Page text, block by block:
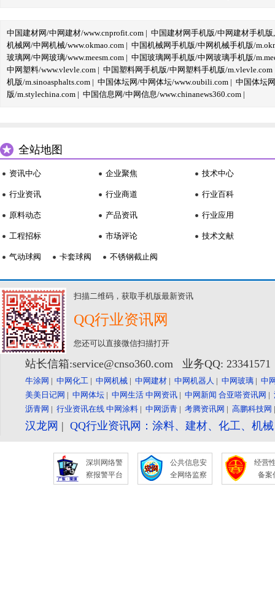
中国建材网/中网建材/www.cnprofit.com | 中国建材网手机版/中网建材手机版
机械网/中网机械/www.okmao.com | 中国机械网手机版/中网机械手机版/
玻璃网/中网玻璃/www.meesm.com | 中国玻璃网手机版/中网玻璃手机版/
中网塑料/www.vlevle.com | 中国塑料网手机版/中网塑料手机版/m.vlevle.com
机版/m.sinoasphalts.com | 中国体坛网/中网体坛/www.oubili.com | 中国体坛
版/m.stylechina.com | 中国信息网/中网信息/www.chinanews360.com |
全站地图
资讯中心
行业资讯
原料动态
工程招标
企业聚焦
行业商道
产品资讯
市场评论
技术中心
行业百科
行业应用
技术文献
气动球阀 卡套球阀 不锈钢截止阀
扫描二维码，获取手机版最新资讯
QQ行业资讯网
您还可以直接微信扫描打开
站长信箱:service@cnso360.com 业务QQ:
牛涂网 | 中网化工 | 中网机械 | 中网建材 | 中网机器人 | 中网玻璃 | 中
美美日记网 | 中网体坛 | 中网生活 中网资讯 | 中网新闻 合亚嗒资讯网 |
沥青网 | 行业资讯在线 中网涂料 | 中网沥青 | 考腾资讯网 | 高鹏科技网
汉龙网 | QQ行业资讯网：涂料、建材、化工、机
深圳网络警
察报警平台
公共信息安
全网络监察
经营
备案